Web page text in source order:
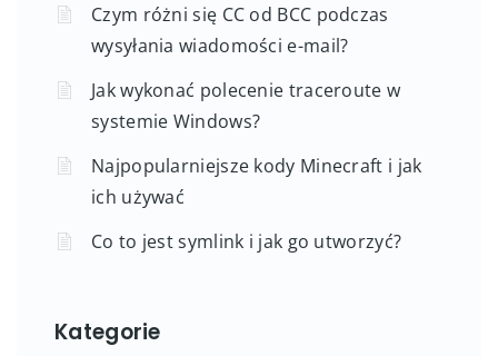
Czym różni się CC od BCC podczas
wysyłania wiadomości e-mail?
Jak wykonać polecenie traceroute w
systemie Windows?
Najpopularniejsze kody Minecraft i jak
ich używać
Co to jest symlink i jak go utworzyć?
Kategorie